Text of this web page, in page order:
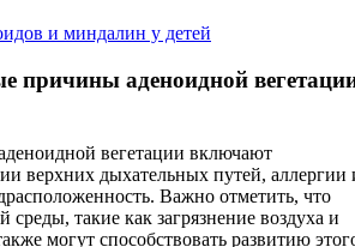
и миндалин у детей
причины аденоидной
вегетации включают
верхних дыхательных путей, аллергии
Важно отметить, что
такие как загрязнение воздуха и
могут способствовать развитию